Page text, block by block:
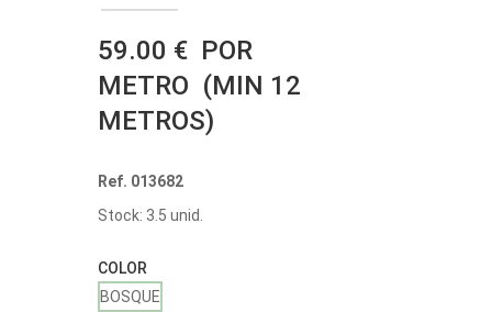
59.00 € POR
METRO (MIN 12
METROS)
Ref. 013682
Stock: 3.5 unid.
COLOR
BOSQUE